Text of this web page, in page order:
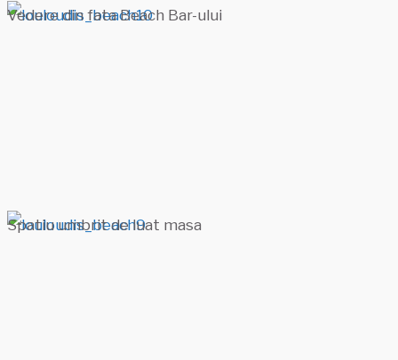
Vedere din fata Beach Bar-ului
Spatiu umbrit de luat masa